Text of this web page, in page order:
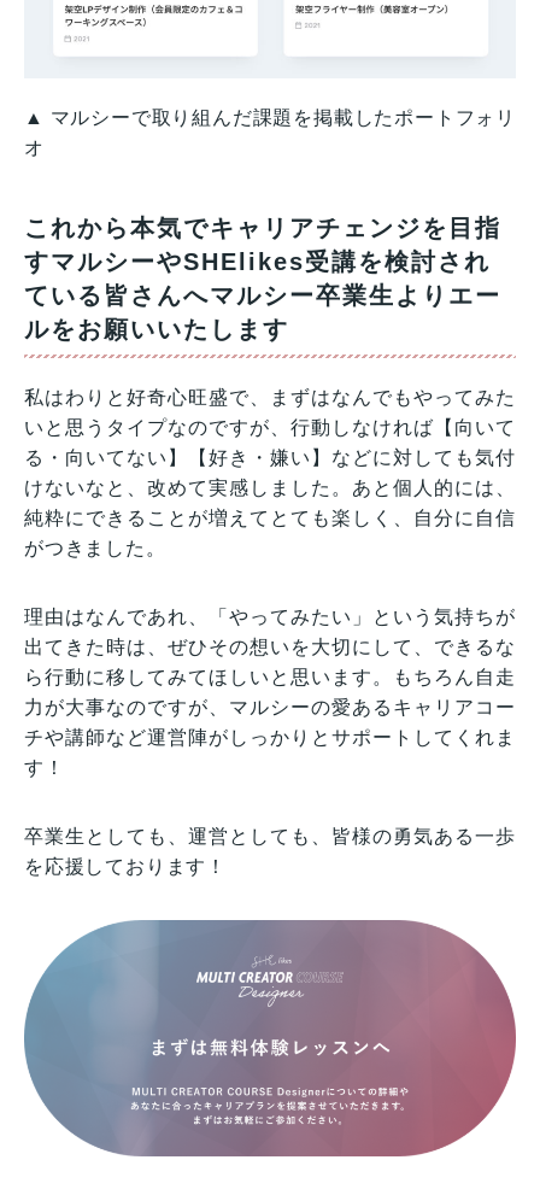
▲ マルシーで取り組んだ課題を掲載したポートフォリ
オ
これから本気でキャリアチェンジを目指
すマルシーやSHElikes受講を検討され
ている皆さんへマルシー卒業生よりエー
ルをお願いいたします
私はわりと好奇心旺盛で、まずはなんでもやってみた
いと思うタイプなのですが、行動しなければ【向いて
る・向いてない】【好き・嫌い】などに対しても気付
けないなと、改めて実感しました。あと個人的には、
純粋にできることが増えてとても楽しく、自分に自信
がつきました。
理由はなんであれ、「やってみたい」という気持ちが
出てきた時は、ぜひその想いを大切にして、できるな
ら行動に移してみてほしいと思います。もちろん自走
力が大事なのですが、マルシーの愛あるキャリアコー
チや講師など運営陣がしっかりとサポートしてくれま
す！
卒業生としても、運営としても、皆様の勇気ある一歩
を応援しております！